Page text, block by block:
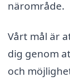
närområde.
Vårt mål är
dig genom
och